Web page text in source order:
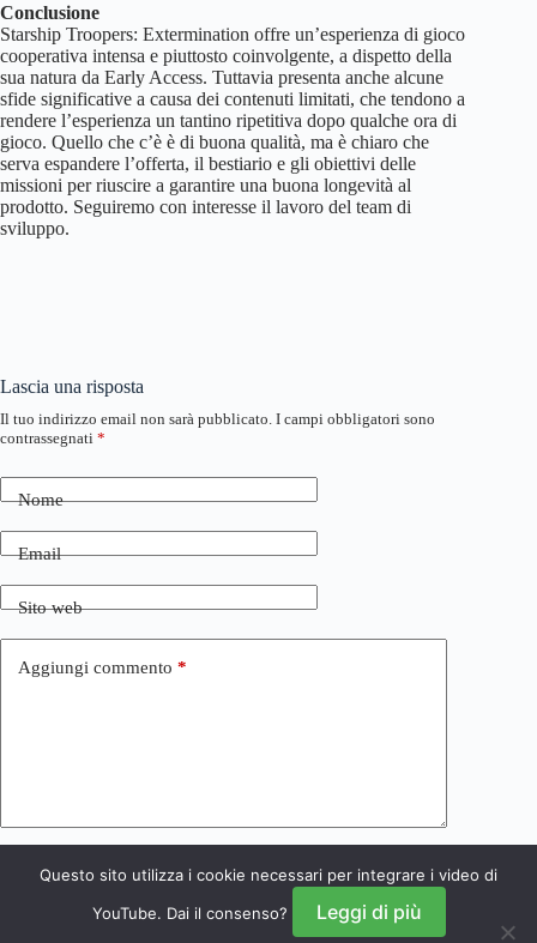
Conclusione
Starship Troopers: Extermination offre un’esperienza di gioco
cooperativa intensa e piuttosto coinvolgente, a dispetto della
sua natura da Early Access. Tuttavia presenta anche alcune
sfide significative a causa dei contenuti limitati, che tendono a
rendere l’esperienza un tantino ripetitiva dopo qualche ora di
gioco. Quello che c’è è di buona qualità, ma è chiaro che
serva espandere l’offerta, il bestiario e gli obiettivi delle
missioni per riuscire a garantire una buona longevità al
prodotto. Seguiremo con interesse il lavoro del team di
sviluppo.
Lascia una risposta
Il tuo indirizzo email non sarà pubblicato. I campi obbligatori sono
contrassegnati *
Nome
Email
Sito web
Aggiungi commento *
Invia commento
Questo sito utilizza i cookie necessari per integrare i video di
YouTube. Dai il consenso?
Leggi di più